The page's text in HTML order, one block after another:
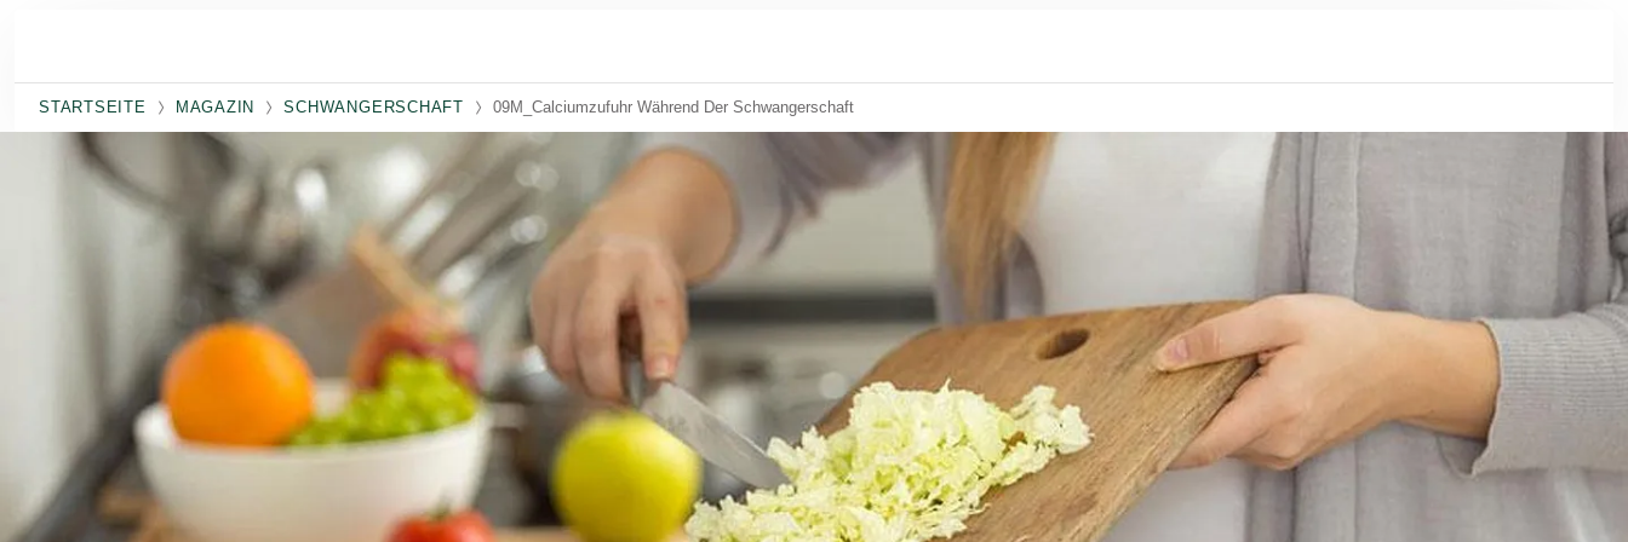
STARTSEITE MAGAZIN SCHWANGERSCHAFT 09M_Calciumzufuhr Während Der Schwangerschaft